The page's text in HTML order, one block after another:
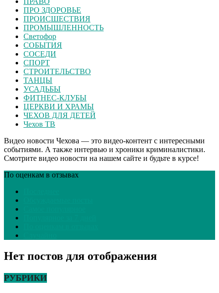
ПРО ЗДОРОВЬЕ
ПРОИСШЕСТВИЯ
ПРОМЫШЛЕННОСТЬ
Светофор
СОБЫТИЯ
СОСЕДИ
СПОРТ
СТРОИТЕЛЬСТВО
ТАНЦЫ
УСАДЬБЫ
ФИТНЕС-КЛУБЫ
ЦЕРКВИ И ХРАМЫ
ЧЕХОВ ДЛЯ ДЕТЕЙ
Чехов ТВ
Видео новости Чехова — это видео-контент с интересными
событиями. А также интервью и хроники криминалистики.
Смотрите видео новости на нашем сайте и будьте в курсе!
По оценкам в отзывах
Нет постов для отображения
РУБРИКИ